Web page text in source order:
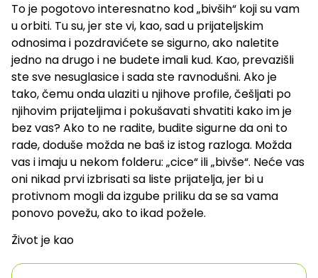
To je pogotovo interesnatno kod „bivših“ koji su vam
u orbiti. Tu su, jer ste vi, kao, sad u prijateljskim
odnosima i pozdravićete se sigurno, ako naletite
jedno na drugo i ne budete imali kud. Kao, prevazišli
ste sve nesuglasice i sada ste ravnodušni. Ako je
tako, čemu onda ulaziti u njihove profile, češljati po
njihovim prijateljima i pokušavati shvatiti kako im je
bez vas? Ako to ne radite, budite sigurne da oni to
rade, doduše možda ne baš iz istog razloga. Možda
vas i imaju u nekom folderu: „cice“ ili „bivše“. Neće vas
oni nikad prvi izbrisati sa liste prijatelja, jer bi u
protivnom mogli da izgube priliku da se sa vama
ponovo povežu, ako to ikad požele.
Život je kao